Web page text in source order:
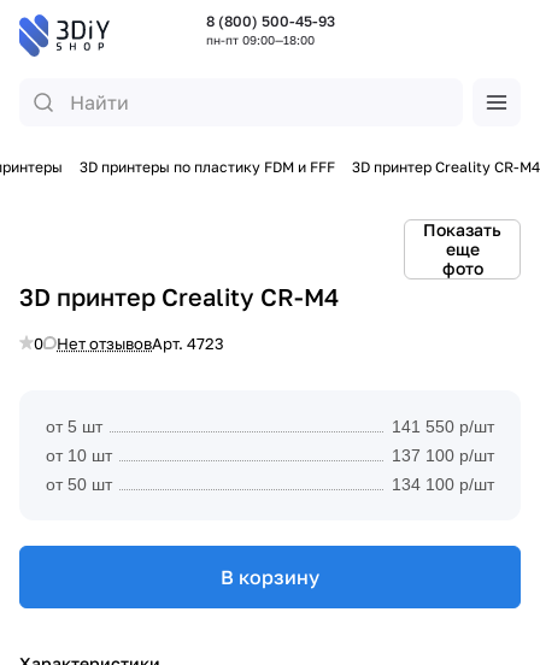
8 (800) 500-45-93
пн-пт 09:00—18:00
3D принтеры по пластику FDM и FFF 3D принтер Creality CR-M4
Показать
еще
фото
3D принтер Creality CR-M4
0 Нет отзывовАрт. 4723
от 5 шт
141 550 р/шт
от 10 шт
137 100 р/шт
от 50 шт
134 100 р/шт
В корзину